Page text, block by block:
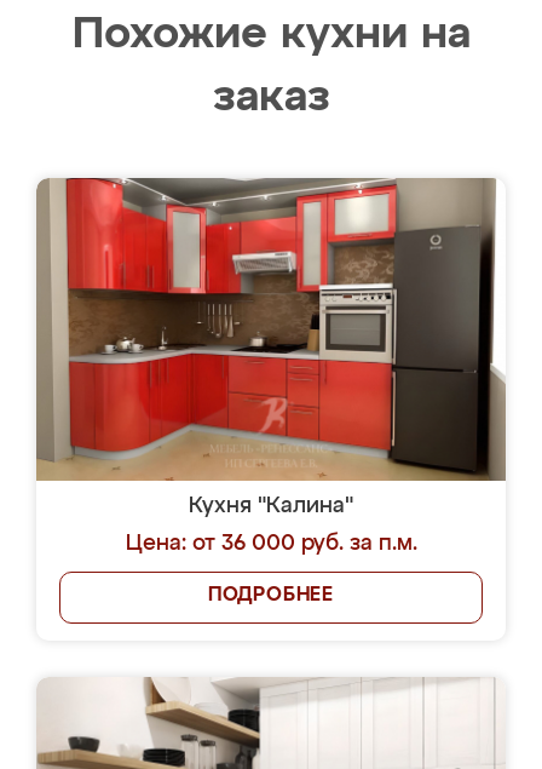
Похожие кухни на
заказ
Кухня "Калина"
Цена: от 36 000 руб. за п.м.
ПОДРОБНЕЕ